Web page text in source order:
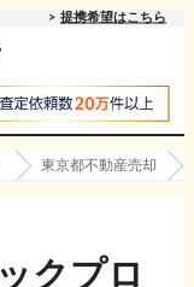
提携希望はこちら
東京都不動産売却
クプロ